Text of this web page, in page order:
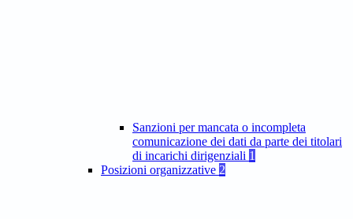
Sanzioni per mancata o incompleta
comunicazione dei dati da parte dei titolari
di incarichi dirigenziali 1
Posizioni organizzative 2